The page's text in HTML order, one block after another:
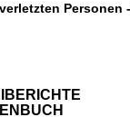
Personen